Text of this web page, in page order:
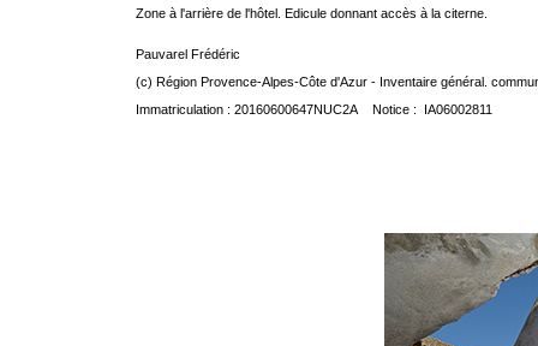
Zone à l'arrière de l'hôtel. Edicule donnant accès à la citerne.
Pauvarel Frédéric
(c) Région Provence-Alpes-Côte d'Azur - Inventaire général.
Immatriculation : 20160600647NUC2A Notice : IA06002811